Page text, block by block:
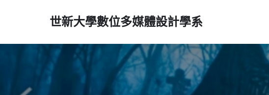
世新大學數位多媒體設計學系